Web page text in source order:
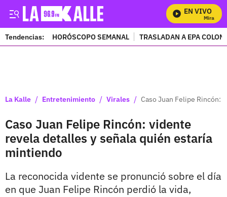
EN VIVO
Mira
Tendencias: HORÓSCOPO SEMANAL TRASLADAN A EPA
La Kalle / Entretenimiento / Virales / Caso Juan Felipe Rincón:
Caso Juan Felipe Rincón: vidente
revela detalles y señala quién estaría
mintiendo
La reconocida vidente se pronunció sobre el día
en que Juan Felipe Rincón perdió la vida,